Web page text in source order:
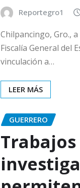
Reportegro1
Chilpancingo, Gro.,
Fiscalía General del
vinculación a…
LEER MÁS
GUERRERO
Trabajos